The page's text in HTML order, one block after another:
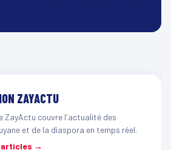
ZAYACTU
ZayActu couvre l'actualité des
et de la diaspora en temps réel.
articles →